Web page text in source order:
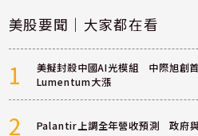
美股要聞｜大家都在看
1
美擬封殺中國AI光模組 中際旭創
Lumentum大漲
2 Palantir上調全年營收預測 政府